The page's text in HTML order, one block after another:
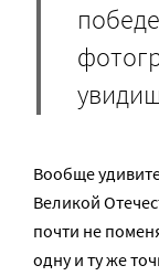
Вообще
Великой
почти не
одну и ту же